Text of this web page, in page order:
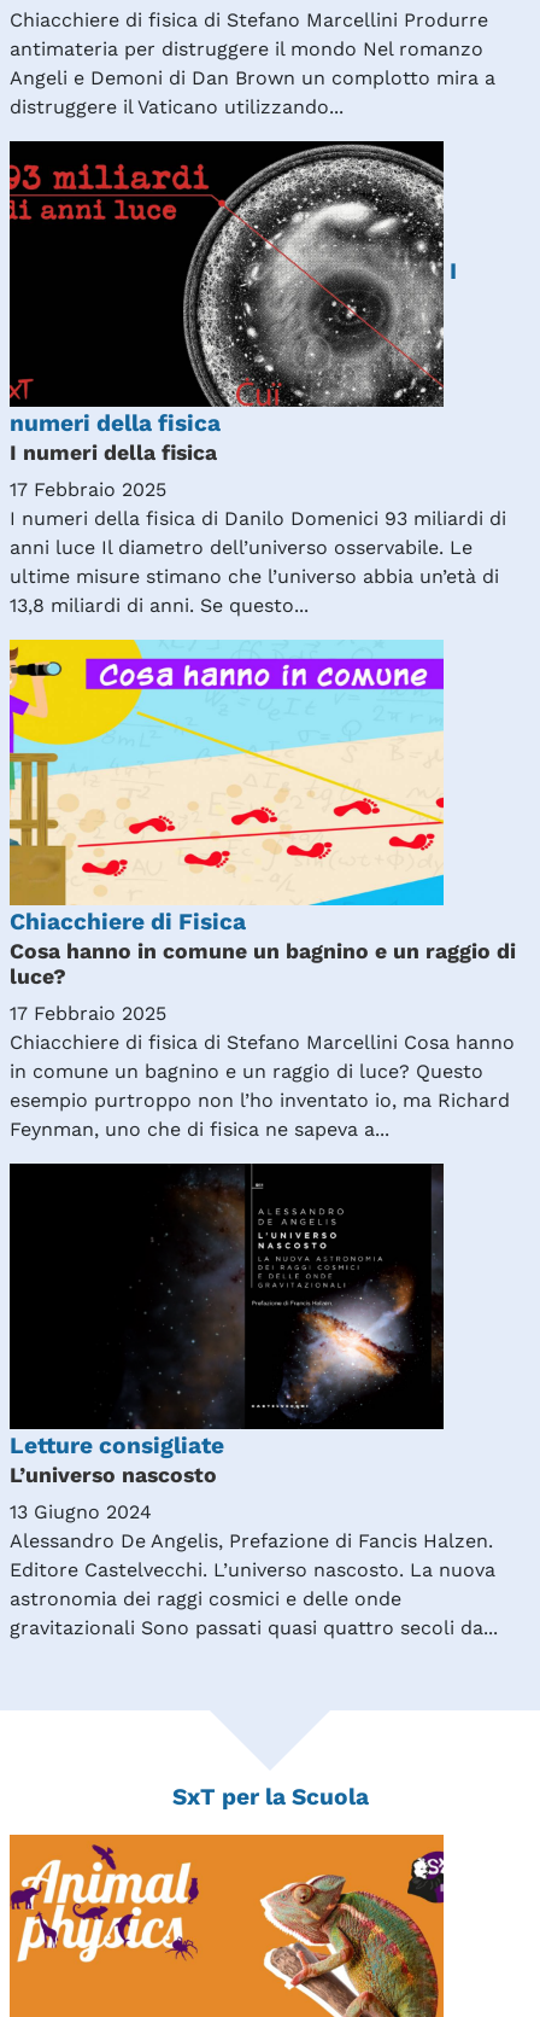
Chiacchiere di fisica di Stefano Marcellini Produrre
antimateria per distruggere il mondo Nel romanzo
Angeli e Demoni di Dan Brown un complotto mira a
distruggere il Vaticano utilizzando...
I
numeri della fisica
I numeri della fisica
17 Febbraio 2025
I numeri della fisica di Danilo Domenici 93 miliardi di
anni luce Il diametro dell’universo osservabile. Le
ultime misure stimano che l’universo abbia un’età di
13,8 miliardi di anni. Se questo...
Chiacchiere di Fisica
Cosa hanno in comune un bagnino e un raggio di
luce?
17 Febbraio 2025
Chiacchiere di fisica di Stefano Marcellini Cosa hanno
in comune un bagnino e un raggio di luce? Questo
esempio purtroppo non l’ho inventato io, ma Richard
Feynman, uno che di fisica ne sapeva a...
Letture consigliate
L’universo nascosto
13 Giugno 2024
Alessandro De Angelis, Prefazione di Fancis Halzen.
Editore Castelvecchi. L’universo nascosto. La nuova
astronomia dei raggi cosmici e delle onde
gravitazionali Sono passati quasi quattro secoli da...
SxT per la Scuola